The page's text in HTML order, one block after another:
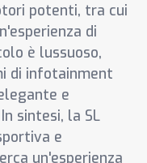
potenti, tra cui
di
è lussuoso,
di infotainment
e
sintesi, la SL
e
un'esperienza